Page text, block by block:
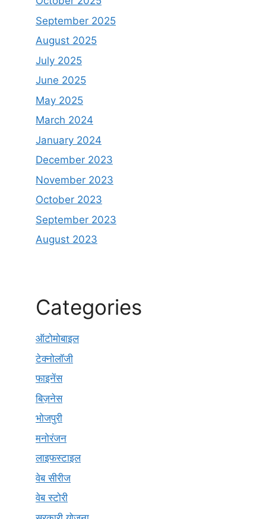
September 2025
August 2025
July 2025
June 2025
May 2025
March 2024
January 2024
December 2023
November 2023
October 2023
September 2023
August 2023
Categories
ऑटोमोबाइल
टेक्नोलॉजी
फाइनेंस
बिज़नेस
भोजपुरी
मनोरंजन
लाइफस्टाइल
वेब सीरीज
वेब स्टोरी